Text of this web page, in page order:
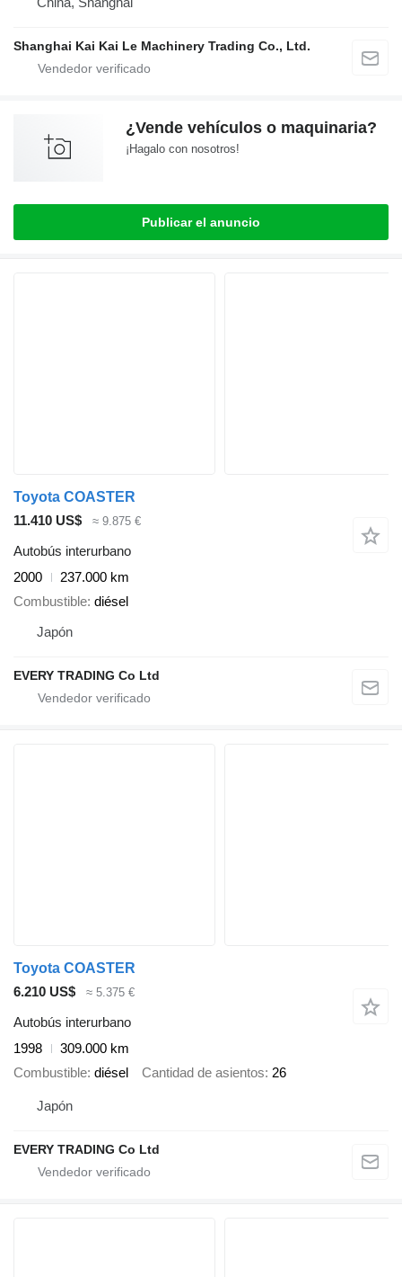
Shanghai Kai Kai Le Machinery Trading Co., Ltd.
¿Vende vehículos o maquinaria?
¡Hagalo con nosotros!
Publicar el anuncio
Toyota COASTER
11.410 US$
≈ 9.875 €
Autobús interurbano
2000
237.000 km
Combustible diésel
Japón
EVERY TRADING Co Ltd
Toyota COASTER
6.210 US$
≈ 5.375 €
Autobús interurbano
1998
309.000 km
Combustible diésel Cantidad de asientos 26
Japón
EVERY TRADING Co Ltd